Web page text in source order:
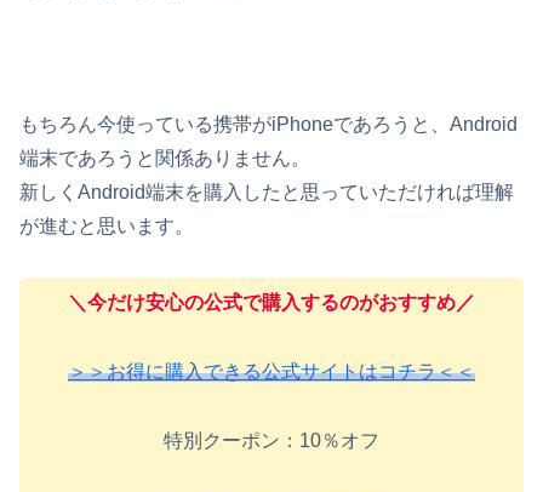
もちろん今使っている携帯がiPhoneであろうと、Android
端末であろうと関係ありません。
新しくAndroid端末を購入したと思っていただければ理解
が進むと思います。
＼今だけ安心の公式で購入するのがおすすめ／
＞＞お得に購入できる公式サイトはコチラ＜＜
特別クーポン：10％オフ